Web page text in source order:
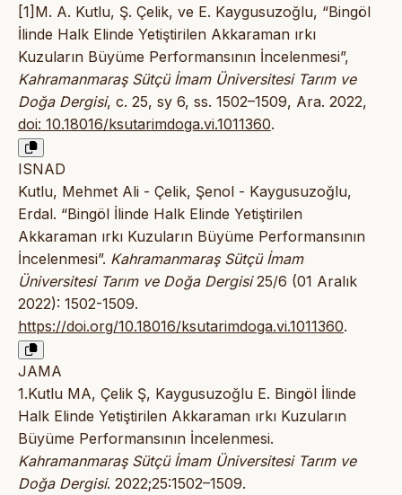
[1]M. A. Kutlu, Ş. Çelik, ve E. Kaygusuzoğlu, “Bingöl
İlinde Halk Elinde Yetiştirilen Akkaraman ırkı
Kuzuların Büyüme Performansının İncelenmesi”,
Kahramanmaraş Sütçü İmam Üniversitesi Tarım ve
Doğa Dergisi, c. 25, sy 6, ss. 1502–1509, Ara. 2022,
doi: 10.18016/ksutarimdoga.vi.1011360.
ISNAD
Kutlu, Mehmet Ali - Çelik, Şenol - Kaygusuzoğlu,
Erdal. “Bingöl İlinde Halk Elinde Yetiştirilen
Akkaraman ırkı Kuzuların Büyüme Performansının
İncelenmesi”. Kahramanmaraş Sütçü İmam
Üniversitesi Tarım ve Doğa Dergisi25/6 (01 Aralık
2022): 1502-1509.
https://doi.org/10.18016/ksutarimdoga.vi.1011360.
JAMA
1.Kutlu MA, Çelik Ş, Kaygusuzoğlu E. Bingöl İlinde
Halk Elinde Yetiştirilen Akkaraman ırkı Kuzuların
Büyüme Performansının İncelenmesi.
Kahramanmaraş Sütçü İmam Üniversitesi Tarım ve
Doğa Dergisi. 2022;25:1502–1509.